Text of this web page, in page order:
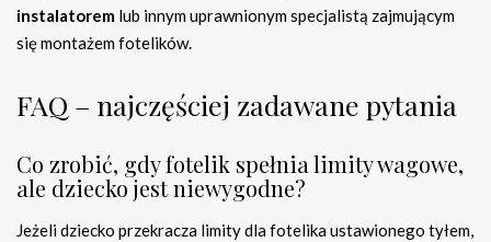
instalatorem lub innym uprawnionym specjalistą zajmującym
się montażem fotelików.
FAQ – najczęściej zadawane pytania
Co zrobić, gdy fotelik spełnia limity wagowe,
ale dziecko jest niewygodne?
Jeżeli dziecko przekracza limity dla fotelika ustawionego tyłem,